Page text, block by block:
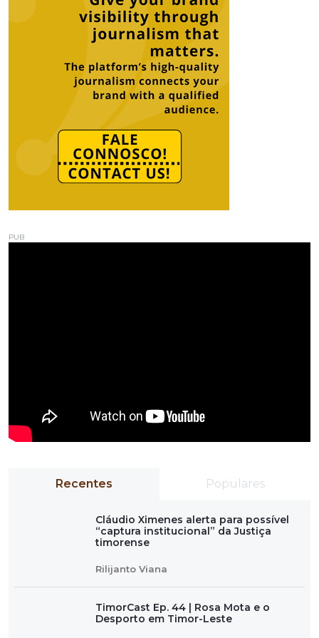
PUB
Recentes Populares
Cláudio Ximenes alerta para possível
“captura institucional” da Justiça
timorense
Rilijanto Viana
TimorCast Ep. 44 | Rosa Mota e o
Desporto em Timor-Leste